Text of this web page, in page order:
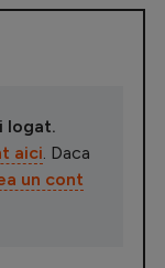
logat.
aici. Daca
un cont